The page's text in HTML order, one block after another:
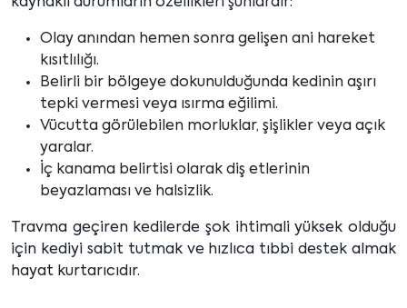
kaynaklı durumların özellikleri şunlardır:
Olay anından hemen sonra gelişen ani hareket
kısıtlılığı.
Belirli bir bölgeye dokunulduğunda kedinin aşırı
tepki vermesi veya ısırma eğilimi.
Vücutta görülebilen morluklar, şişlikler veya açık
yaralar.
İç kanama belirtisi olarak diş etlerinin
beyazlaması ve halsizlik.
Travma geçiren kedilerde şok ihtimali yüksek olduğu
için kediyi sabit tutmak ve hızlıca tıbbi destek almak
hayat kurtarıcıdır.